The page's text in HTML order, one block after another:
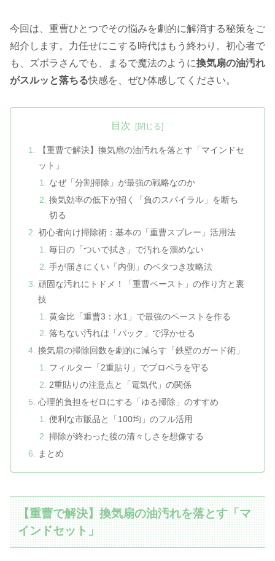
今回は、重曹ひとつでその悩みを劇的に解消する秘策をご
紹介します。力任せにこする時代はもう終わり。初心者で
も、ズボラさんでも、まるで魔法のように換気扇の油汚れ
がスルッと落ちる快感を、ぜひ体感してください。
目次
【重曹で解決】換気扇の油汚れを落とす「マインドセ
ット」
なぜ「分割掃除」が最強の戦略なのか
換気効率の低下が招く「負のスパイラル」を断ち
切る
初心者向け掃除術：基本の「重曹スプレー」活用法
毎日の「ついで拭き」で汚れを溜めない
手が届きにくい「内側」のベタつき攻略法
頑固な汚れにトドメ！「重曹ペースト」の作り方と裏
技
黄金比「重曹3：水1」で最強のペーストを作る
落ちない汚れは「パック」で浮かせる
換気扇の掃除回数を劇的に減らす「鉄壁のガード術」
フィルター「2重貼り」でプロペラを守る
2重貼りの注意点と「電気代」の関係
心理的負担をゼロにする「ゆる掃除」のすすめ
便利な市販品と「100均」のフル活用
掃除が終わった後の清々しさを想像する
まとめ
【重曹で解決】換気扇の油汚れを落とす「マ
インドセット」